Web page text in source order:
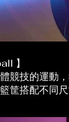
】
競技的運動
筐搭配不同